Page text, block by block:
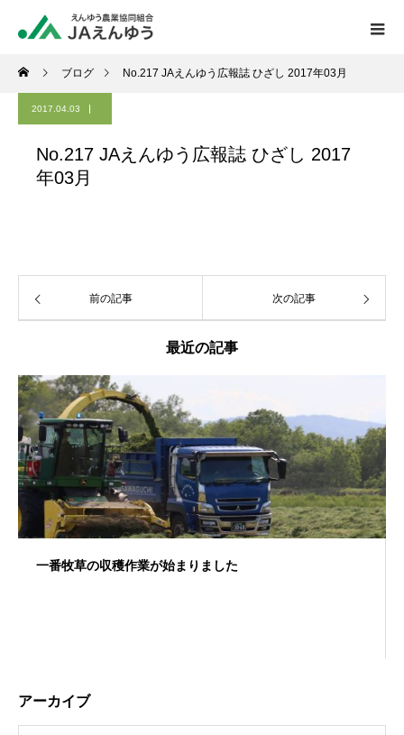
ブログ No.217 JAえんゆう広報誌 ひざし 2017年03月
2017.04.03
No.217 JAえんゆう広報誌 ひざし 2017
年03月
前の記事 次の記事
最近の記事
一番牧草の収穫作業が始まりました
アーカイブ